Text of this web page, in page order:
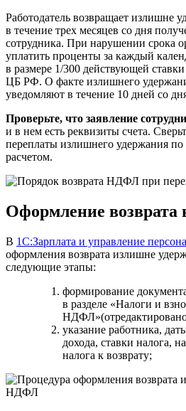
Работодатель возвращает
в течение трех месяцев со дня
сотрудника. При нарушении срока
уплатить проценты за каждый
в размере 1/300 действующей
ЦБ РФ. О факте излишнего
уведомляют в течение 10 дней со
Проверьте, что заявление
и в нем есть реквизиты счета.
переплаты излишнего удержания
расчетом.
Оформление
В 1С:Зарплата и управление
оформления возврата излишне
следующие этапы:
формирование
в разделе «Налоги и
указание работника,
дохода, ставки налога,
налога к возврату;